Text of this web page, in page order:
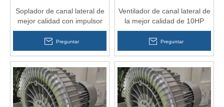
Soplador de canal lateral de
mejor calidad con impulsor
doble para equipos médicos
Preguntar
Ventilador de canal lateral de
la mejor calidad de 10HP
para odontología
Preguntar